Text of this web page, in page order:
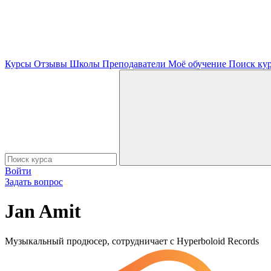
Курсы Отзывы Школы Преподаватели Моё обучение Поиск
Войти
Задать вопрос
Jan Amit
Музыкальный продюсер, сотрудничает с Hyperboloid Records